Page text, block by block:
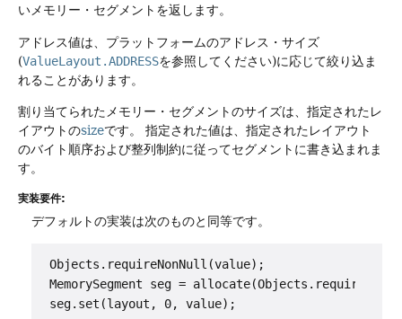
いメモリー・セグメントを返します。
アドレス値は、プラットフォームのアドレス・サイズ
(ValueLayout.ADDRESSを参照してください)に応じて絞り込ま
れることがあります。
割り当てられたメモリー・セグメントのサイズは、指定されたレ
イアウトのsizeです。
指定された値は、指定されたレイアウト
のバイト順序および整列制約に従ってセグメントに書き込まれま
す。
実装要件:
デフォルトの実装は次のものと同等です。
Objects.requireNonNull(value);
MemorySegment seg =
seg.set(layout, 0, value);